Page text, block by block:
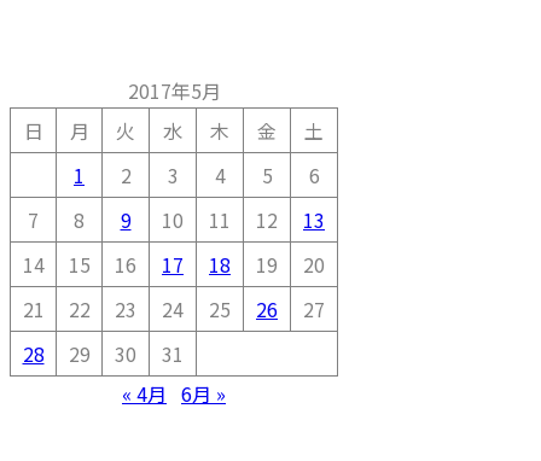
2017年5月
日
月 火 水 木 金
土
1
2 3 4 5
6
7
8 9 10 11 12
13
14
15 16 17 18 19
20
21
22 23 24 25 26
27
28
29 30
31
« 4月 6月 »